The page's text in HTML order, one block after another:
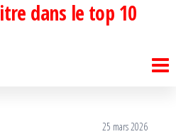
dans le top 10
25 mars 2026